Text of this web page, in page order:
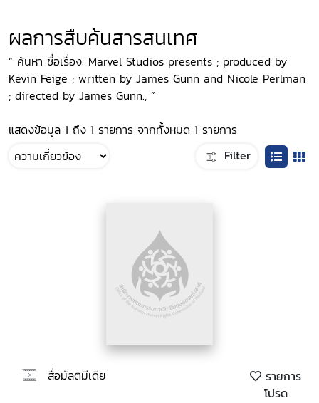
ผลการสืบค้นสารสนเทศ
“ ค้นหา ชื่อเรื่อง: Marvel Studios presents ; produced by
Kevin Feige ; written by James Gunn and Nicole Perlman
; directed by James Gunn., ”
แสดงข้อมูล 1 ถึง 1 รายการ จากทั้งหมด 1 รายการ
Filter
สื่อมัลติมีเดีย
รายการ
โปรด